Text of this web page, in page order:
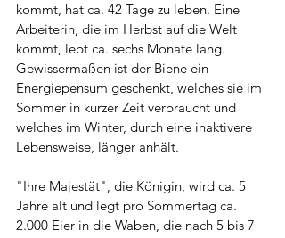
kommt, hat ca. 42 Tage zu leben. Eine
Arbeiterin, die im Herbst auf die Welt
kommt, lebt ca. sechs Monate lang.
Gewissermaßen ist der Biene ein
Energiepensum geschenkt, welches sie im
Sommer in kurzer Zeit verbraucht und
welches im Winter, durch eine inaktivere
Lebensweise, länger anhält.
"Ihre Majestät", die Königin, wird ca. 5
Jahre alt und legt pro Sommertag ca.
2.000 Eier in die Waben, die nach 5 bis 7